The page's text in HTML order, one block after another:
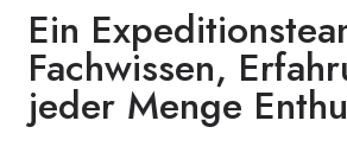
Ein
Fachwissen,
jeder Menge